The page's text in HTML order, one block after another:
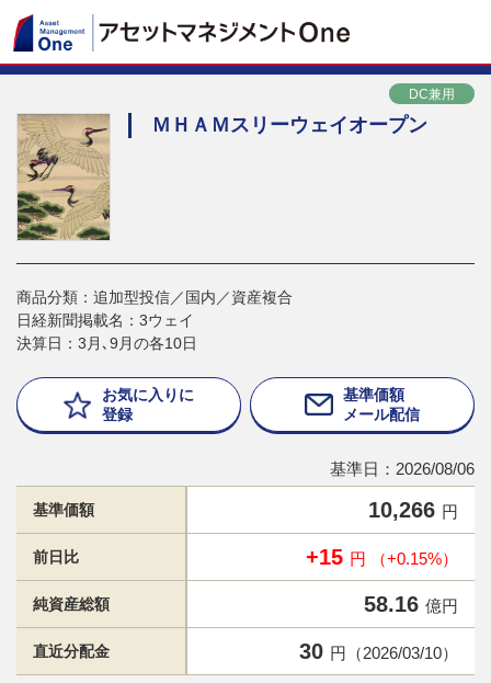
DC兼用
ＭＨＡＭスリーウェイオープン
商品分類：追加型投信／国内／資産複合
日経新聞掲載名：3ウェイ
決算日：3月､9月の各10日
お気に入りに
登録
基準価額
メール配信
基準日：2026/08/06
基準価額 10,266 円
前日比 +15 円 （+0.15%）
純資産総額 58.16 億円
直近分配金 30 円（2026/03/10）